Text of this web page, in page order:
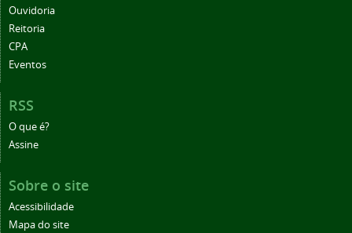
Ouvidoria
Reitoria
CPA
Eventos
RSS
O que é?
Assine
Sobre o site
Acessibilidade
Mapa do site